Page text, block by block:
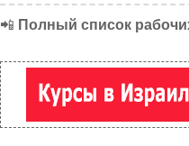
📲 Полный список